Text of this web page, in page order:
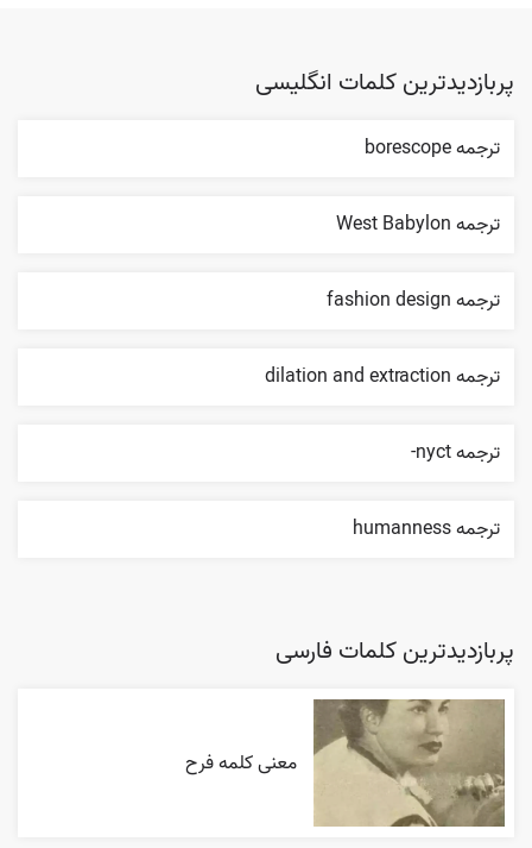
پربازدیدترین کلمات انگلیسی
ترجمه borescope
ترجمه West Babylon
ترجمه fashion design
ترجمه dilation and extraction
ترجمه nyct-
ترجمه humanness
پربازدیدترین کلمات فارسی
معنی کلمه فرح